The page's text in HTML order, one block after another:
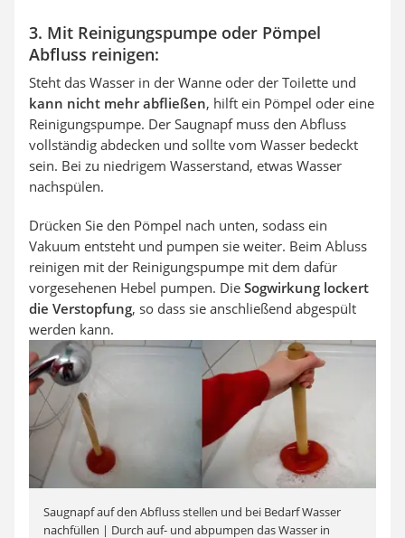
3. Mit Reinigungspumpe oder Pömpel
Abfluss reinigen:
Steht das Wasser in der Wanne oder der Toilette und
kann nicht mehr abfließen, hilft ein Pömpel oder eine
Reinigungspumpe. Der Saugnapf muss den Abfluss
vollständig abdecken und sollte vom Wasser bedeckt
sein. Bei zu niedrigem Wasserstand, etwas Wasser
nachspülen.
Drücken Sie den Pömpel nach unten, sodass ein
Vakuum entsteht und pumpen sie weiter. Beim Abluss
reinigen mit der Reinigungspumpe mit dem dafür
vorgesehenen Hebel pumpen. Die Sogwirkung lockert
die Verstopfung, so dass sie anschließend abgespült
werden kann.
Saugnapf auf den Abfluss stellen und bei Bedarf Wasser
nachfüllen | Durch auf- und abpumpen das Wasser in